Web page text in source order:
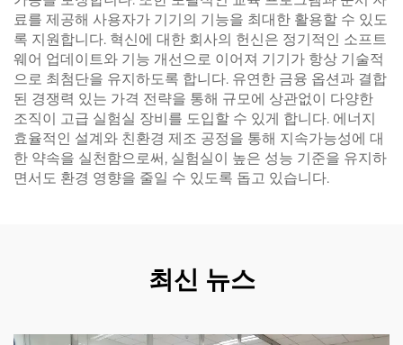
료를 제공해 사용자가 기기의 기능을 최대한 활용할 수 있도
록 지원합니다. 혁신에 대한 회사의 헌신은 정기적인 소프트
웨어 업데이트와 기능 개선으로 이어져 기기가 항상 기술적
으로 최첨단을 유지하도록 합니다. 유연한 금융 옵션과 결합
된 경쟁력 있는 가격 전략을 통해 규모에 상관없이 다양한
조직이 고급 실험실 장비를 도입할 수 있게 합니다. 에너지
효율적인 설계와 친환경 제조 공정을 통해 지속가능성에 대
한 약속을 실천함으로써, 실험실이 높은 성능 기준을 유지하
면서도 환경 영향을 줄일 수 있도록 돕고 있습니다.
최신 뉴스